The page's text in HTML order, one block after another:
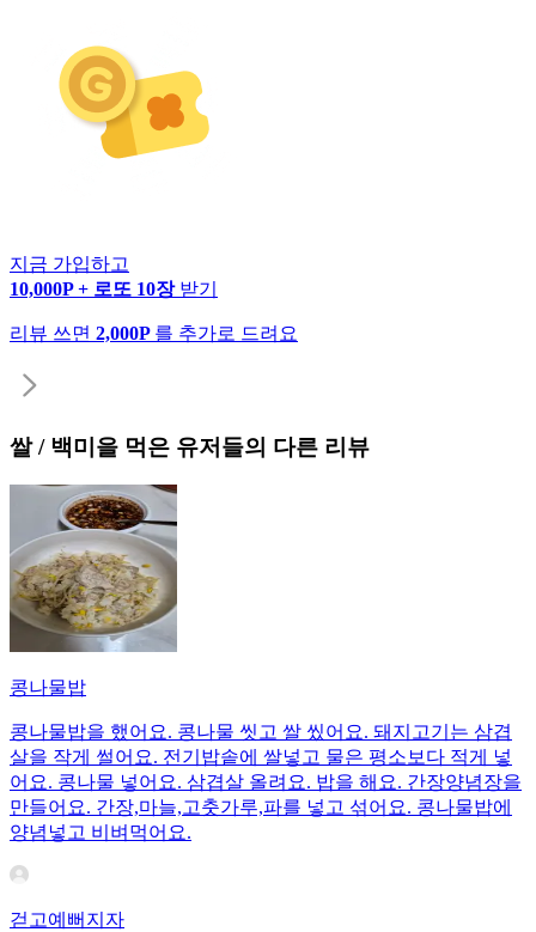
지금 가입하고
10,000P + 로또 10장 받기
리뷰 쓰면 2,000P 를 추가로 드려요
쌀 / 백미 을 먹은 유저들의 다른 리뷰
콩나물밥
콩나물밥을 했어요. 콩나물 씻고 쌀 씼어요. 돼지고기는 삼겹
살을 작게 썰어요. 전기밥솥에 쌀넣고 물은 평소보다 적게 넣
어요. 콩나물 넣어요. 삼겹살 올려요. 밥을 해요. 간장양념장을
만들어요. 간장,마늘,고춧가루,파를 넣고 섞어요. 콩나물밥에
양념넣고 비벼먹어요.
걷고예뻐지자